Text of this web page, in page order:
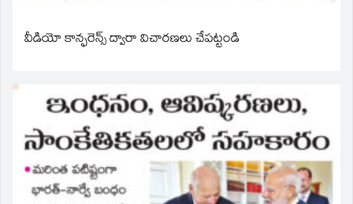
వీడియో కాన్ఫరెన్స్ ద్వారా విచారణలు చేపట్టండి